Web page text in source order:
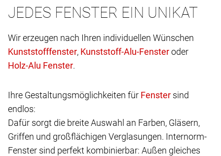
JEDES FENSTER EIN UNIKAT
Wir erzeugen nach Ihren individuellen Wünschen
,
oder
.
Ihre Gestaltungsmöglichkeiten für
sind
endlos:
Dafür sorgt die breite Auswahl an Farben, Gläsern,
Griffen und großflächigen Verglasungen. Internorm-
Fenster sind perfekt kombinierbar: Außen gleiches